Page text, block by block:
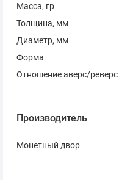
Масса, гр
Толщина, мм
Диаметр, мм
Форма
Отношение аверс/реверс
Производитель
Монетный двор